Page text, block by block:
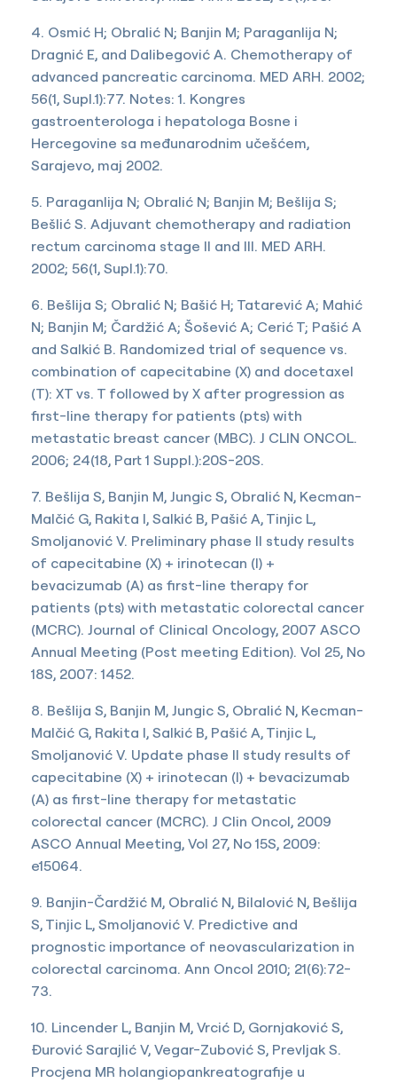
4. Osmić H; Obralić N; Banjin M; Paraganlija N;
Dragnić E, and Dalibegović A. Chemotherapy of
advanced pancreatic carcinoma. MED ARH. 2002;
56(1, Supl.1):77. Notes: 1. Kongres
gastroenterologa i hepatologa Bosne i
Hercegovine sa međunarodnim učešćem,
Sarajevo, maj 2002.
5. Paraganlija N; Obralić N; Banjin M; Bešlija S;
Bešlić S. Adjuvant chemotherapy and radiation
rectum carcinoma stage II and III. MED ARH.
2002; 56(1, Supl.1):70.
6. Bešlija S; Obralić N; Bašić H; Tatarević A; Mahić
N; Banjin M; Čardžić A; Šošević A; Cerić T; Pašić A
and Salkić B. Randomized trial of sequence vs.
combination of capecitabine (X) and docetaxel
(T): XT vs. T followed by X after progression as
first-line therapy for patients (pts) with
metastatic breast cancer (MBC). J CLIN ONCOL.
2006; 24(18, Part 1 Suppl.):20S-20S.
7. Bešlija S, Banjin M, Jungic S, Obralić N, Kecman-
Malčić G, Rakita I, Salkić B, Pašić A, Tinjic L,
Smoljanović V. Preliminary phase II study results
of capecitabine (X) + irinotecan (I) +
bevacizumab (A) as first-line therapy for
patients (pts) with metastatic colorectal cancer
(MCRC). Journal of Clinical Oncology, 2007 ASCO
Annual Meeting (Post meeting Edition). Vol 25, No
18S, 2007: 1452.
8. Bešlija S, Banjin M, Jungic S, Obralić N, Kecman-
Malčić G, Rakita I, Salkić B, Pašić A, Tinjic L,
Smoljanović V. Update phase II study results of
capecitabine (X) + irinotecan (I) + bevacizumab
(A) as first-line therapy for metastatic
colorectal cancer (MCRC). J Clin Oncol, 2009
ASCO Annual Meeting, Vol 27, No 15S, 2009:
e15064.
9. Banjin-Čardžić M, Obralić N, Bilalović N, Bešlija
S, Tinjic L, Smoljanović V. Predictive and
prognostic importance of neovascularization in
colorectal carcinoma. Ann Oncol 2010; 21(6):72-
73.
10. Lincender L, Banjin M, Vrcić D, Gornjaković S,
Đurović Sarajlić V, Vegar-Zubović S, Prevljak S.
Procjena MR holangiopankreatografije u